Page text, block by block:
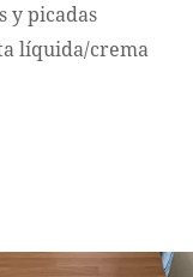
y picadas
líquida/crema